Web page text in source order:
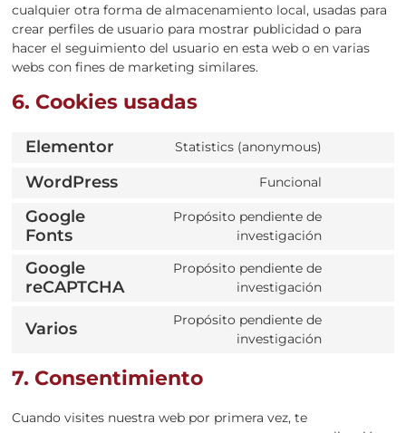
cualquier otra forma de almacenamiento local, usadas para
crear perfiles de usuario para mostrar publicidad o para
hacer el seguimiento del usuario en esta web o en varias
webs con fines de marketing similares.
6. Cookies usadas
Elementor Statistics (anonymous)
WordPress Funcional
Google
Fonts
Propósito pendiente de
investigación
Google
reCAPTCHA
Propósito pendiente de
investigación
Varios
Propósito pendiente de
investigación
7. Consentimiento
Cuando visites nuestra web por primera vez, te